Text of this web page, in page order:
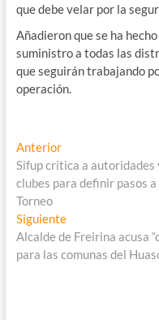
que debe velar por la
Añadieron que se ha
suministro a todas las
que seguirán trabajando
operación.
Navegación
de
entradas
AnteriorEntrada
anterior:
Sifup critica a autoridades
clubes para definir pasos
Torneo
SiguienteEntrada
siguiente:
Alcalde de Freirina acusa
para las comunas del